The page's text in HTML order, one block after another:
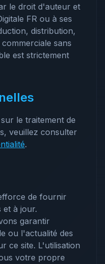
le droit d'auteur et
FR ou à ses
distribution,
sans
est strictement
le traitement de
veuillez consulter
.
de fournir
et à jour.
garantir
ou l'actualité des
ce site. L'utilisation
votre propre